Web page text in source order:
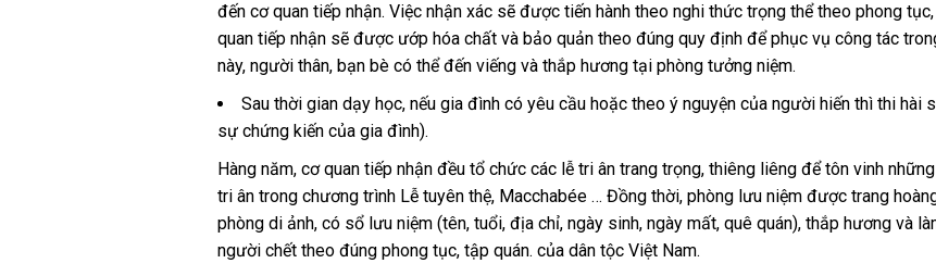
đến cơ quan tiếp nhận. Việc nhận xác sẽ được tiến hành theo nghi thức trọng thể theo phong
quan tiếp nhận sẽ được ướp hóa chất và bảo quản theo đúng quy định để phục vụ công tác
này, người thân, bạn bè có thể đến viếng và thắp hương tại phòng tưởng niệm.
Sau thời gian dạy học, nếu gia đình có yêu cầu hoặc theo ý nguyện của người hiến thì thi
sự chứng kiến ​​của gia đình).
Hàng năm, cơ quan tiếp nhận đều tổ chức các lễ tri ân trang trọng, thiêng liêng để tôn vinh
tri ân trong chương trình Lễ tuyên thệ, Macchabée … Đồng thời, phòng lưu niệm được trang
phòng di ảnh, có sổ lưu niệm (tên, tuổi, địa chỉ, ngày sinh, ngày mất, quê quán), thắp hương và
người chết theo đúng phong tục, tập quán. của dân tộc Việt Nam.